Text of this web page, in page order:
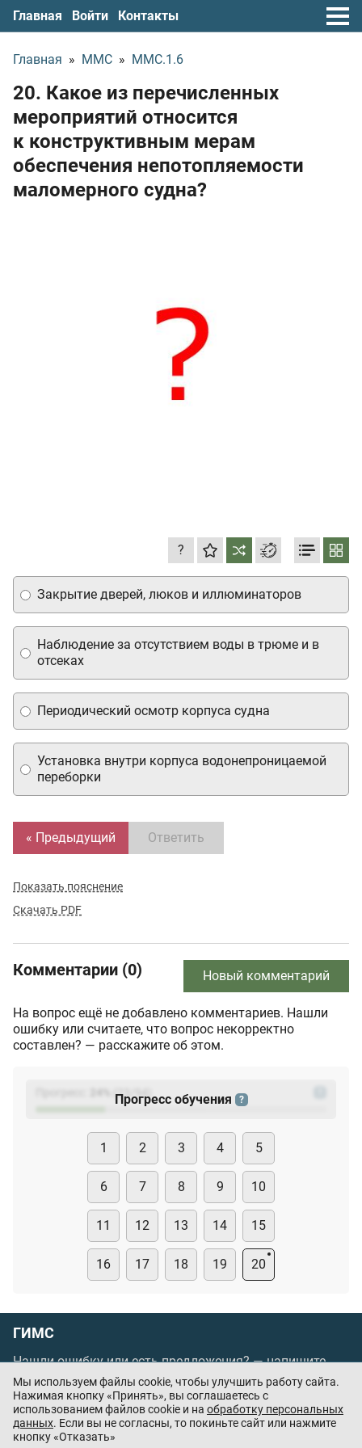
Главная Войти Контакты
Главная » ММС » ММС.1.6
20. Какое из перечисленных
мероприятий относится
к конструктивным мерам
обеспечения непотопляемости
маломерного судна?
?
Периодический осмотр корпуса судна
Закрытие дверей, люков и иллюминаторов
Наблюдение за отсутствием воды в трюме и в
отсеках
Установка внутри корпуса водонепроницаемой
переборки
« Предыдущий Ответить
Показать пояснение
Скачать PDF
Комментарии (0) Новый комментарий
На вопрос ещё не добавлено комментариев. Нашли
ошибку или считаете, что вопрос некорректно
составлен? — расскажите об этом.
(23
Прогресс обучения ?
1 2 3 4 5
6 7 8 9 10
11 12 13 14 15
16 17 18 19 20
ГИМС
Нашли ошибку или есть предложения? —напишите
нам
Порядок проведения оплаты по банковским
картам/Цены/Оферта
Приложения партнёров:
Мы используем файлы cookie, чтобы улучшить работу сайта.
Нажимая кнопку «Принять», вы соглашаетесь с
использованием файлов cookie и на обработку персональных
данных. Если вы не согласны, то покиньте сайт или нажмите
кнопку «Отказать»